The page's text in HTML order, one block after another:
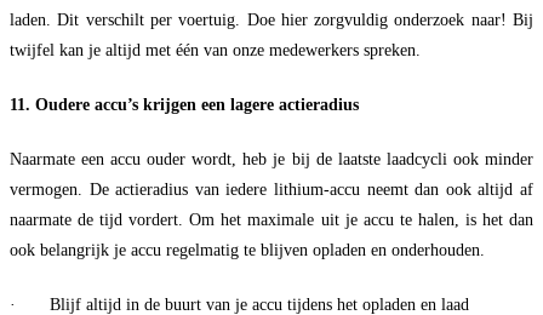
laden. Dit verschilt per voertuig. Doe hier zorgvuldig onderzoek naar! Bij
twijfel kan je altijd met één van onze medewerkers spreken.
11. Oudere accu’s krijgen een lagere actieradius
Naarmate een accu ouder wordt, heb je bij de laatste laadcycli ook minder
vermogen. De actieradius van iedere lithium-accu neemt dan ook altijd af
naarmate de tijd vordert. Om het maximale uit je accu te halen, is het dan
ook belangrijk je accu regelmatig te blijven opladen en onderhouden.
· Blijf altijd in de buurt van je accu tijdens het opladen en laad